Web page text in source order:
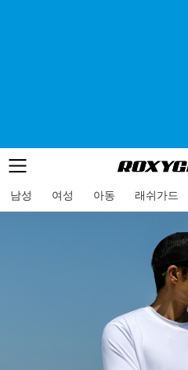
메뉴
로고
남성 여성 아동 래쉬가드